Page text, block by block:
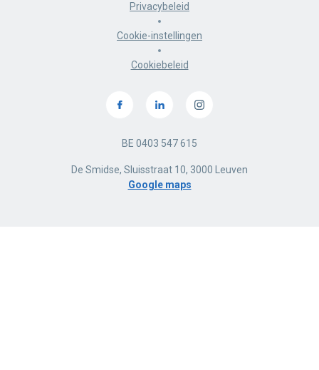
Privacybeleid
Cookie-instellingen
Cookiebeleid
BE 0403 547 615
De Smidse, Sluisstraat 10, 3000 Leuven
Google maps